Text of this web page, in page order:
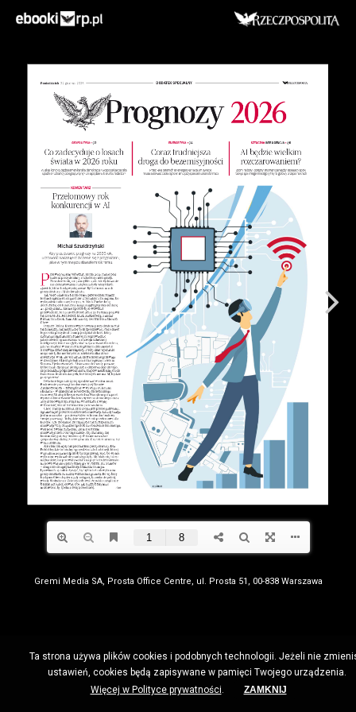
Gremi Media SA, Prosta Office Centre, ul. Prosta 51, 00-838 Warszawa
Ta strona używa plików cookies i podobnych technologii. Jeżeli nie
ustawień, cookies będą zapisywane w pamięci Twojego urządzenia.
Więcej w Polityce prywatności. ZAMKNIJ